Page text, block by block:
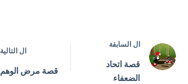
ال السابقة
قصة اتحاد
الضعفاء
ال التالية
قصة مرض الوهم